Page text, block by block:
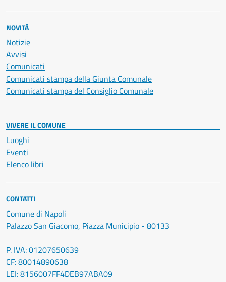
NOVITÀ
Notizie
Avvisi
Comunicati
Comunicati stampa della Giunta Comunale
Comunicati stampa del Consiglio Comunale
VIVERE IL COMUNE
Luoghi
Eventi
Elenco libri
CONTATTI
Comune di Napoli
Palazzo San Giacomo, Piazza Municipio - 80133
P. IVA: 01207650639
CF: 80014890638
LEI: 8156007FF4DEB97ABA09